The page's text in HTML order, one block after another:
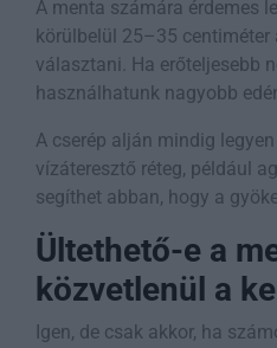
A menta számára érdemes
körülbelül 25–35 centiméter
választani. Ha erőteljesebb
használhatunk nagyobb
A cserép alján mindig
vízáteresztő réteg, például
segíthet abban, hogy a
Ültethető-e a
közvetlenül a
Igen, de csak akkor, ha